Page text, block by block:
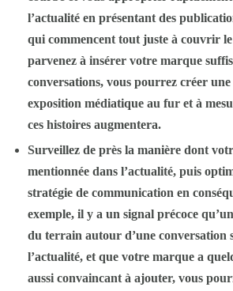
l’actualité en présentant des
qui commencent tout juste à couvrir
parvenez à insérer votre marque
conversations, vous pourrez créer
exposition médiatique au fur et à
ces histoires augmentera.
Surveillez de près la manière dont
mentionnée dans l’actualité, puis
stratégie de communication en
exemple, il y a un signal précoce
du terrain autour d’une conversation
l’actualité, et que votre marque a
aussi convaincant à ajouter, vous